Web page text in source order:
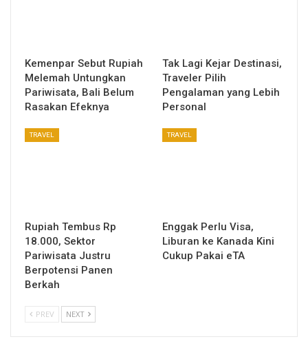
Kemenpar Sebut Rupiah
Melemah Untungkan
Pariwisata, Bali Belum
Rasakan Efeknya
Tak Lagi Kejar Destinasi,
Traveler Pilih
Pengalaman yang Lebih
Personal
TRAVEL
Rupiah Tembus Rp
18.000, Sektor
Pariwisata Justru
Berpotensi Panen
Berkah
TRAVEL
Enggak Perlu Visa,
Liburan ke Kanada Kini
Cukup Pakai eTA
PREV NEXT